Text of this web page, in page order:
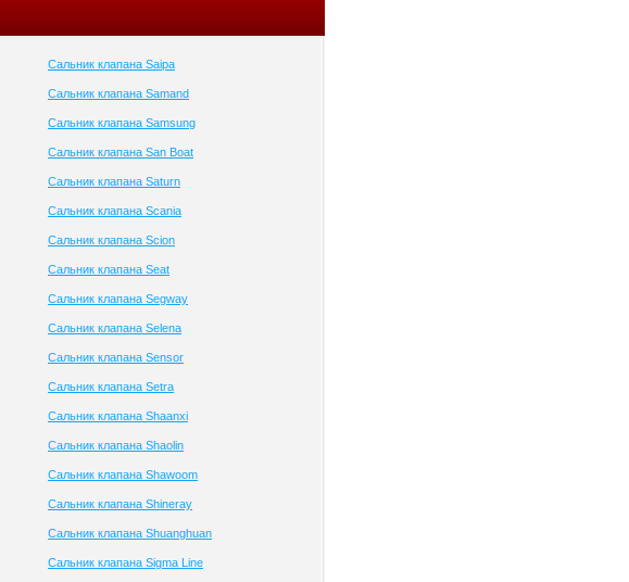
Сальник клапана Saipa
Сальник клапана Samand
Сальник клапана Samsung
Сальник клапана San Boat
Сальник клапана Saturn
Сальник клапана Scania
Сальник клапана Scion
Сальник клапана Seat
Сальник клапана Segway
Сальник клапана Selena
Сальник клапана Sensor
Сальник клапана Setra
Сальник клапана Shaanxi
Сальник клапана Shaolin
Сальник клапана Shawoom
Сальник клапана Shineray
Сальник клапана Shuanghuan
Сальник клапана Sigma Line